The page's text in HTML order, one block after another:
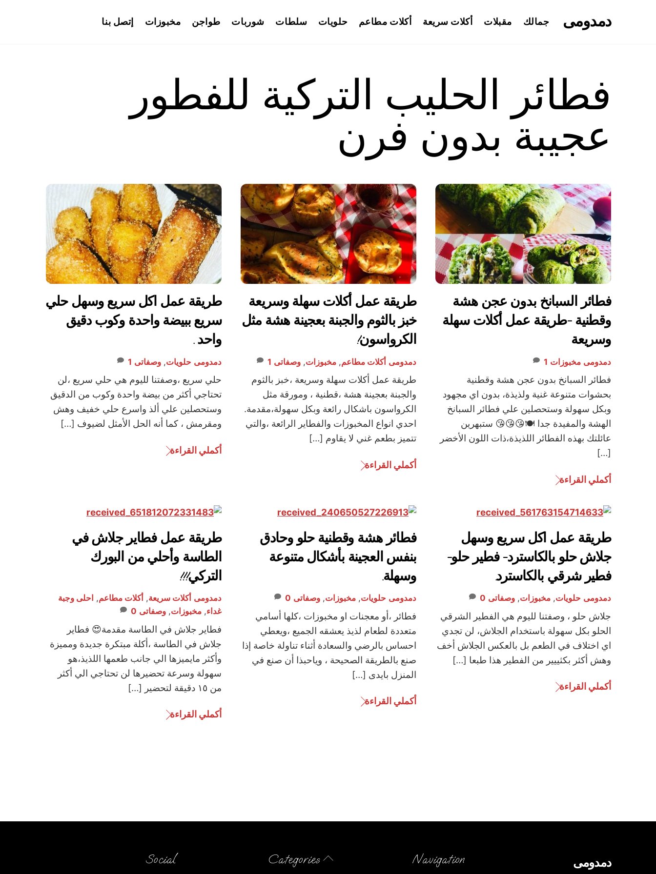
دمدومى جمالك مقبلات أكلات سريعة أكلات مطاعم حلويات سلطات شوربات طواجن مخبوزات إتصل بنا
فطائر الحليب التركية للفطور
عجيبة بدون فرن
فطائر السبانخ بدون عجن هشة
وقطنية -طريقة عمل أكلات سهلة
وسريعة
دمدومى مخبوزات 1
فطائر السبانخ بدون عجن هشة وقطنية
بحشوات متنوعة غنية ولذيذة، بدون اي مجهود
وبكل سهولة وستحصلين علي فطائر السبانخ
الهشة والمفيدة جدا 🍽😘😘😘 ستبهرين
عائلتك بهذه الفطائر اللذيذة،ذات اللون الأخضر
[…]
أكملي القراءة
طريقة عمل أكلات سهلة وسريعة
خبز بالثوم والجبنة بعجينة هشة مثل
الكرواسون!
دمدومى أكلات مطاعم,مخبوزات,وصفاتى 1
طريقة عمل أكلات سهلة وسريعة ،خبز بالثوم
والجبنة بعجينة هشة ،قطنية ، ومورقة مثل
الكرواسون باشكال رائعة وبكل سهولة،مقدمة.
احدي انواع المخبوزات والفطاير الرائعة ،والتي
تتميز بطعم غني لا يقاوم […]
أكملي القراءة
طريقة عمل اكل سريع وسهل حلي
سريع ببيضة واحدة وكوب دقيق
واحد .
دمدومى حلويات,وصفاتى 1
حلي سريع ،وصفتنا لليوم هي حلي سريع ،لن
تحتاجي أكثر من بيضة واحدة وكوب من الدقيق
وستحصلين علي ألذ واسرع حلي خفيف وهش
ومقرمش ، كما أنه الحل الأمثل لضيوف […]
أكملي القراءة
طريقة عمل اكل سريع وسهل
جلاش حلو بالكاسترد- فطير حلو-
فطير شرقي بالكاسترد.
دمدومى حلويات, مخبوزات, وصفاتى 0
جلاش حلو ، وصفتنا لليوم هي الفطير الشرقي
الحلو بكل سهولة باستخدام الجلاش، لن تجدي
اي اختلاف في الطعم بل بالعكس الجلاش أخف
وهش أكثر بكثييير من الفطير هذا طبعا […]
أكملي القراءة
فطائر هشة وقطنية حلو وحادق
بنفس العجينة بأشكال متنوعة
وسهلة.
دمدومى حلويات,مخبوزات,وصفاتى 0
فطائر ،أو معجنات او مخبوزات ،كلها أسامي
متعددة لطعام لذيذ يعشقه الجميع ،ويعطي
احساس بالرضي والسعادة أثناء تناولة خاصة إذا
صنع بالطريقة الصحيحة ، وياحبذا أن صنع في
المنزل بايدى […]
أكملي القراءة
طريقة عمل فطاير جلاش في
الطاسة وأحلي من البورك
التركي!!!
دمدومى أكلات سريعة, أكلات مطاعم, احلى وجبة
غداء,مخبوزات,وصفاتى 0
فطاير جلاش في الطاسة مقدمة😍 فطاير
جلاش في الطاسة ،أكلة مبتكرة جديدة ومميزة
وأكثر مايميزها الي جانب طعمها اللذيذ،هو
سهولة وسرعة تحضيرها لن تحتاجي الي أكثر
من ١٥ دقيقة لتحضير […]
أكملي القراءة
Back
دمدومى Navigation
Categories
Social